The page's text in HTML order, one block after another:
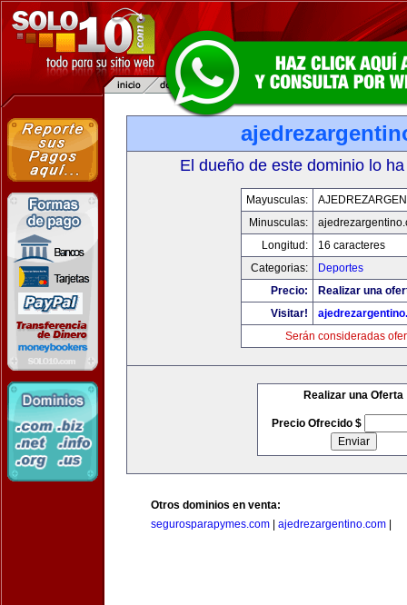
El dueño de este dominio lo
Mayusculas:
Minusculas:
Longitud:
16 caracteres
Categorias:
Deportes
Precio:
Realizar una
Visitar!
Serán consideradas
Realizar una Oferta
Precio Ofrecido $
Otros dominios en venta:
segurosparapymes.com
ajedrezargentino.com